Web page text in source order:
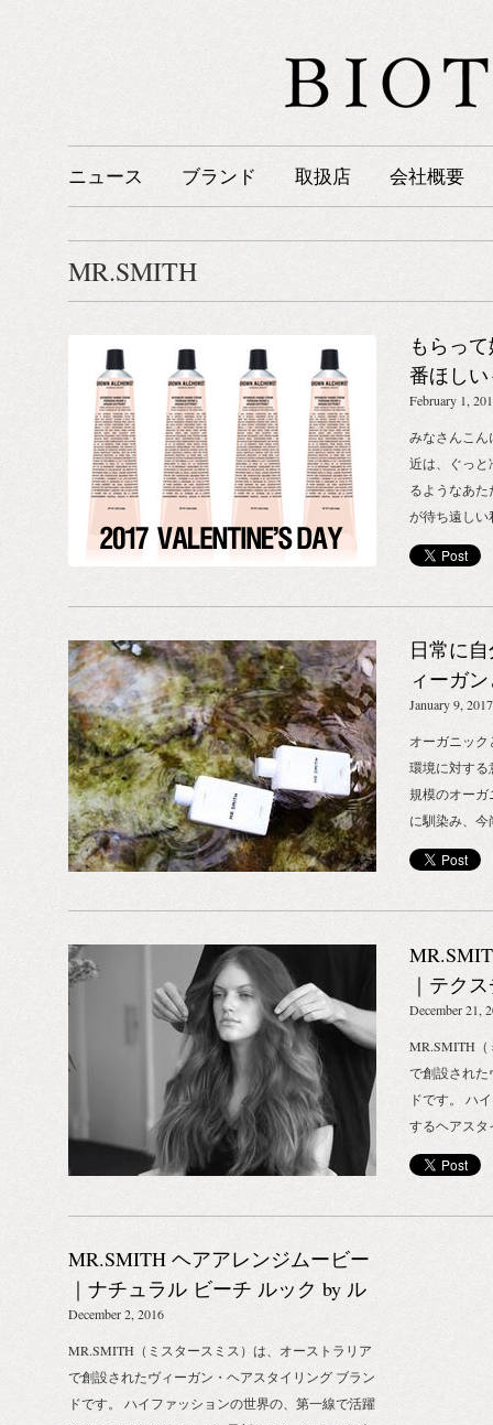
ニュース ブランド 取扱店 会社概要
MR.SMITH
もらっ
番ほし
バレン
February 1,
みなさんこん
近は、ぐっと
るようなあ
が待ち遠しい
うな、ワク
という間に
ンデーとい
ら作った手
に気持ちを
ありがとう
おきのチョ
レンタイン
喜ぶ、コス
と先駆けて、
ラインスト
企画がスター
倍に！ ※ポイ
円分のお買上
をプレゼン
らそれぞれピ
対象商品を6
アへのリンク
ロウン・ア
オレンジピー
ず、爽やか
質層の奥ま
ットな仕上
チューブは
す。 こだわ
日常に
ィーガ
January 9, 2017
オーガニッ
環境に対する
規模のオーガ
に馴染み、
回させてい
ックに相通
したいと思
山いらっしゃ
ン、、、」
ね？ どちら
義：ベジタ
菜食主義と
た食事を実
なのか。宗
エット目的な
かもしれませ
｜テク
アム
December 21,
MR.SMITH（
で創設された
ドです。 ハ
するヘアスタ
するヘアア
カールが美
ダウンスタ
SMITH ファ
のためのワ
MR.SMITH ヘアアレンジムービー
｜ナチュラル ビーチ ルック by ル
ーシー
December 2, 2016
MR.SMITH（ミスタースミス）は、オーストラリア
で創設されたヴィーガン・ヘアスタイリング ブラン
ドです。 ハイファッションの世界の、第一線で活躍